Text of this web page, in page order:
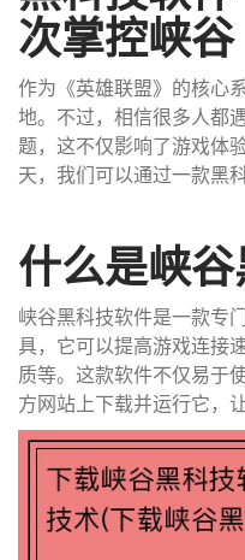
次掌控峡谷
作为《英雄联盟》的核心
地。不过，相信很多人都
题，这不仅影响了游戏体
天，我们可以通过一款黑
什么是峡谷
峡谷黑科技软件是一款专
具，它可以提高游戏连接
质等。这款软件不仅易于
方网站上下载并运行它，